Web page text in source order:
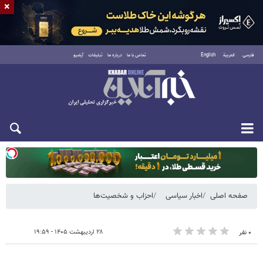
فارسی العربية English تماس با ما درباره ما تبلیغات آرشیو
یکشنبه ۱۸ مرداد ۱۴۰۵
صفحه اصلی اخبار سیاسی احزاب و شخصیت‌ها
۰ نفر ۲۸ اردیبهشت ۱۴۰۵ - ۱۹:۵۹
×